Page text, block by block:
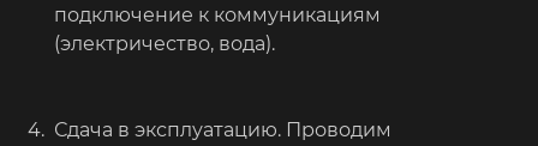
подключение к коммуникациям
(электричество, вода).
Сдача в эксплуатацию. Проводим